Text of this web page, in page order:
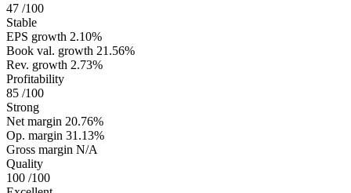
47 /100
Stable
EPS growth 2.10%
Book val. growth 21.56%
Rev. growth 2.73%
Profitability
85 /100
Strong
Net margin 20.76%
Op. margin 31.13%
Gross margin N/A
Quality
100 /100